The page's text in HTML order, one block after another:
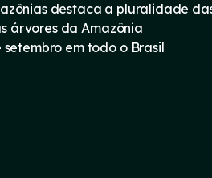
destaca a pluralidade
árvores da Amazônia
em todo o Brasil